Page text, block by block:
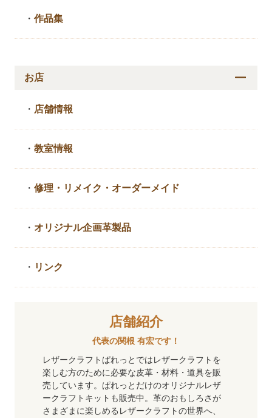
・作品集
お店
・ 店舗情報
・教室情報
・修理・リメイク・ オーダーメイド
・ オリジナル企画革製品
・ リンク
店舗紹介
代表の関根 有宏です！
レザークラフトぱれっとではレザークラフトを
楽しむ方のために必要な皮革・材料・道具を販
売しています。ぱれっとだけのオリジナルレザ
ークラフトキットも販売中。革のおもしろさが
さまざまに楽しめるレザークラフトの世界へ、